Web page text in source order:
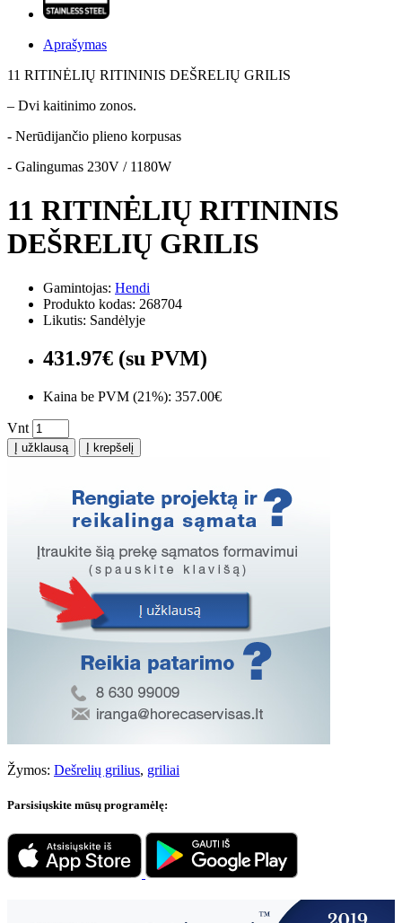
Aprašymas
11 RITINĖLIŲ RITININIS DEŠRELIŲ GRILIS
– Dvi kaitinimo zonos.
- Nerūdijančio plieno korpusas
- Galingumas 230V / 1180W
11 RITINĖLIŲ RITININIS
DEŠRELIŲ GRILIS
Gamintojas: Hendi
Produkto kodas: 268704
Likutis: Sandėlyje
431.97€ (su PVM)
Kaina be PVM (21%): 357.00€
Vnt
Į užklausą Į krepšelį
Žymos: Dešrelių grilius, griliai
Parsisiųskite mūsų programėlę: